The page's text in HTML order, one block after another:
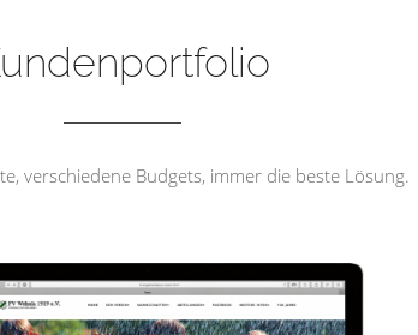
verschiedene Budgets, immer die beste Lösung.